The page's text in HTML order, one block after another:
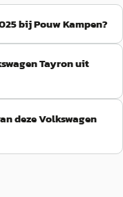
bij Pouw Kampen?
Tayron uit
deze Volkswagen